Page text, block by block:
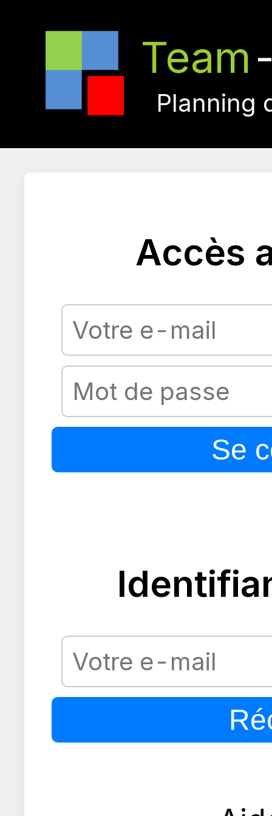
Team
Planning
Accès